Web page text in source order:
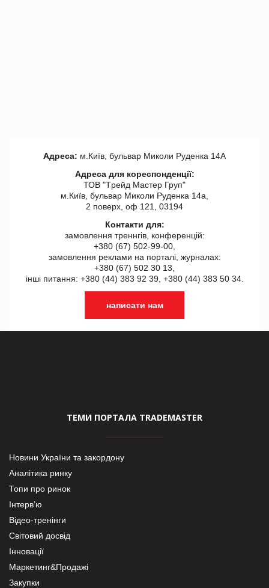
Адреса: м.Київ, бульвар Миколи Руденка 14А
Адреса для кореспонденції:
ТОВ "Tрейд Мастер Груп"
м.Київ, бульвар Миколи Руденка 14а,
2 поверх, оф 121, 03194
Контакти для:
замовлення треннгів, конференцій:
+380 (67) 502-99-00,
замовлення реклами на порталі, журналах:
+380 (67) 502 30 13,
інші питання: +380 (44) 383 92 39, +380 (44) 383 50 34.
написати нам
ТЕМИ ПОРТАЛА TRADEMASTER
Новини України та закордону
Аналітика ринку
Топи про ринок
Інтерв’ю
Відео-тренінги
Світовий досвід
Інновації
Маркетинг&Продажі
Закупки